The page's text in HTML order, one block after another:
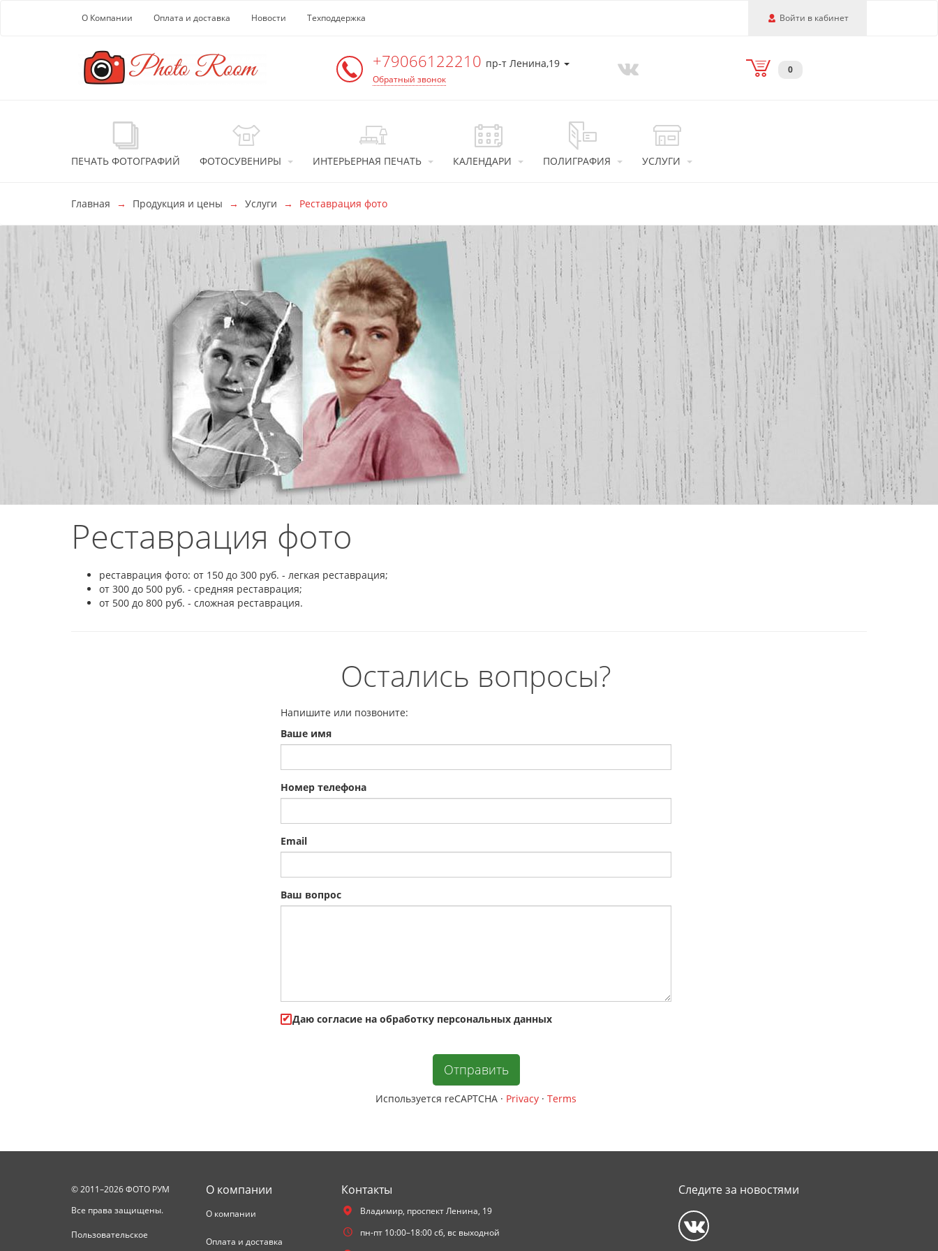
Перейти к основной информации
О Компании Оплата и доставка Новости Техподдержка Войти в кабинет
+79066122210 пр-т Ленина,19
Обратный звонок
0
ПЕЧАТЬ ФОТОГРАФИЙ ФОТОСУВЕНИРЫ ИНТЕРЬЕРНАЯ ПЕЧАТЬ КАЛЕНДАРИ ПОЛИГРАФИЯ УСЛУГИ
Главная Продукция и цены Услуги Реставрация фото
Реставрация фото
реставрация фото: от 150 до 300 руб. - легкая реставрация;
от 300 до 500 руб. - средняя реставрация;
от 500 до 800 руб. - сложная реставрация.
Остались вопросы?
Напишите или позвоните:
Ваше имя
Номер телефона
Email
Ваш вопрос
Даю cогласие на обработку персональных данных
Используется reCAPTCHA · Privacy · Terms
© 2011–2026 ФОТО РУМ
Все права защищены.
Пользовательское
О компании
О компании
Оплата и доставка
Контакты
Владимир, проспект Ленина, 19
пн-пт 10:00–18:00 сб, вс выходной
Следите за новостями